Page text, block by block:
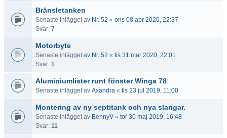
Bränsletanken
Senaste inlägget av Nr. 52 « ons 08 apr 2020, 22:37
Svar: 7
Motorbyte
Senaste inlägget av Nr. 52 « tis 31 mar 2020, 22:01
Svar: 1
Aluminiumlister runt fönster Winga 78
Senaste inlägget av Axandra « tis 23 jul 2019, 11:00
Montering av ny septitank och nya slangar.
Senaste inlägget av BennyV « tor 30 maj 2019, 16:48
Svar: 11